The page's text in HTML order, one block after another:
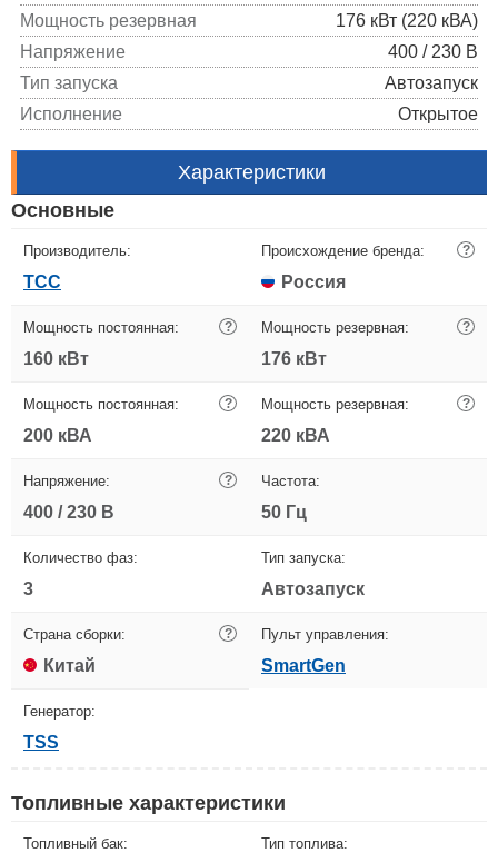
Мощность резервная
176 кВт (220 кВА)
Напряжение
400 / 230 В
Тип запуска
Автозапуск
Исполнение
Открытое
Характеристики
Основные
Производитель:
ТСС
Происхождение бренда: ?
Россия
Мощность постоянная: ?
160 кВт
Мощность резервная: ?
176 кВт
Мощность постоянная: ?
200 кВА
Мощность резервная: ?
220 кВА
Напряжение: ?
400 / 230 В
Частота:
50 Гц
Количество фаз:
3
Тип запуска:
Автозапуск
Страна сборки: ?
Китай
Пульт управления:
SmartGen
Генератор:
TSS
Топливные характеристики
Топливный бак: Тип топлива: